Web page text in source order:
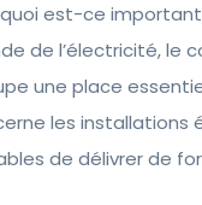
est-ce
de l’électricité, le
une place
les installations
de délivrer de